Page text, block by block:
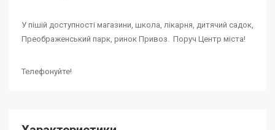
У пішій доступності магазини, школа, лікарня, дитячий садок,
Преображенський парк, ринок Привоз. Поруч Центр міста!
Телефонуйте!